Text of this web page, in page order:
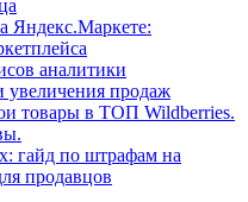
Яндекс.Маркете:
аналитики
увеличения продаж
товары в ТОП Wildberries.
гайд по штрафам на
продавцов